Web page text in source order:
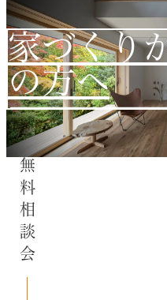
家づくり
の方へ
無料相談会